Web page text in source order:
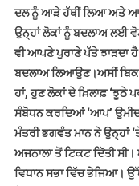
ਦਲ ਨੂੰ ਆੜੇ ਹੱਥੀਂ ਲਿਆ ਅਤੇ
ਉਨ੍ਹਾਂ ਲੋਕਾਂ ਨੂੰ ਬਦਲਾਅ ਲਈ
ਵੀ ਆਪਣੇ ਪੁਰਾਣੇ ਪੱਤੇ ਝਾੜਦਾ
ਬਦਲਾਅ ਲਿਆਉਣ।ਅਸੀਂ
ਹਾਂ, ਹੁਣ ਲੋਕਾਂ ਦੇ ਖ਼ਿਲਾਫ਼ ‘ਝੂਠੇ
ਸੰਬੋਧਨ ਕਰਦਿਆਂ ‘ਆਪ’
ਮੰਤਰੀ ਭਗਵੰਤ ਮਾਨ ਨੇ ਉਨ੍ਹਾਂ
ਅਜਨਾਲਾ ਤੋਂ ਟਿਕਟ ਦਿੱਤੀ
ਵਿਧਾਨ ਸਭਾ ਵਿੱਚ ਭੇਜਿਆ।